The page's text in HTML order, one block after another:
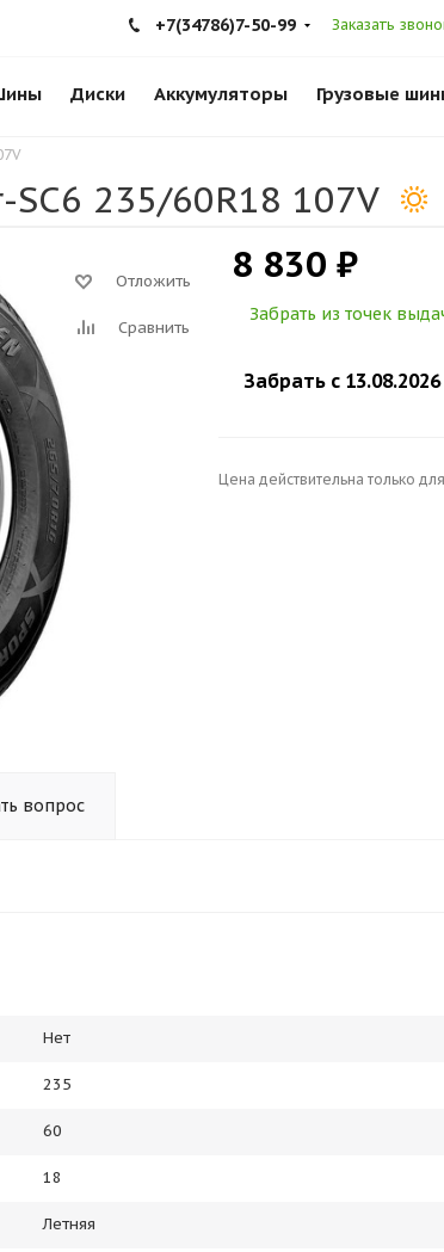
+7(34786)7-50-99 Заказать
Диски Аккумуляторы Грузовые
235/60R18 107V
Отложить
Сравнить
8 830 ₽
Забрать из точек
Забрать c 13.08.2026
Цена действительна только
вопрос
Нет
235
60
18
Летняя